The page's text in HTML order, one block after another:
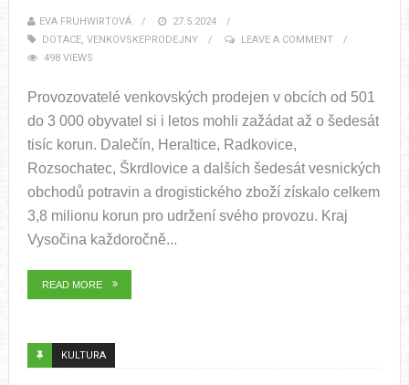
EVA FRUHWIRTOVÁ
27.5.2024
DOTACE, VENKOVSKEPRODEJNY
LEAVE A COMMENT
498 VIEWS
Provozovatelé venkovských prodejen v obcích od 501
do 3 000 obyvatel si i letos mohli zažádat až o šedesát
tisíc korun. Dalečín, Heraltice, Radkovice,
Rozsochatec, Škrdlovice a dalších šedesát vesnických
obchodů potravin a drogistického zboží získalo celkem
3,8 milionu korun pro udržení svého provozu. Kraj
Vysočina každoročně...
READ MORE
KULTURA